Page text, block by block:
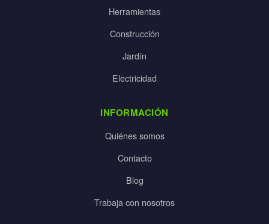
Herramientas
Construcción
Jardín
Electricidad
INFORMACIÓN
Quiénes somos
Contacto
Blog
Trabaja con nosotros